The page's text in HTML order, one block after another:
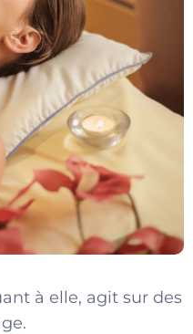
à elle, agit sur des